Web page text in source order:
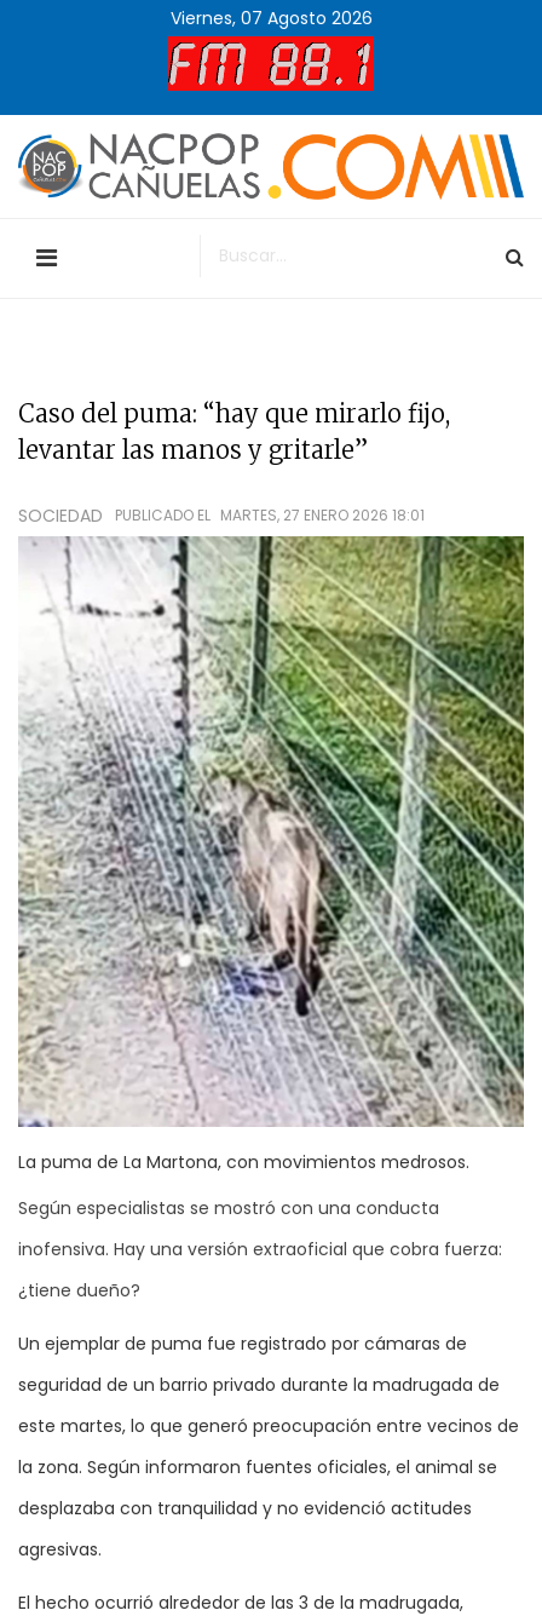
Viernes, 07 Agosto 2026
Caso del puma: “hay que mirarlo fijo,
levantar las manos y gritarle”
SOCIEDAD PUBLICADO EL MARTES, 27 ENERO 2026 18:01
La puma de La Martona, con movimientos medrosos.
Según especialistas se mostró con una conducta
inofensiva. Hay una versión extraoficial que cobra fuerza:
¿tiene dueño?
Un ejemplar de puma fue registrado por cámaras de
seguridad de un barrio privado durante la madrugada de
este martes, lo que generó preocupación entre vecinos de
la zona. Según informaron fuentes oficiales, el animal se
desplazaba con tranquilidad y no evidenció actitudes
agresivas.
El hecho ocurrió alrededor de las 3 de la madrugada,